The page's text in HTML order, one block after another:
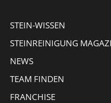
window
STEIN-WISSEN
STEINREINIGUNG
NEWS
TEAM FINDEN
FRANCHISE